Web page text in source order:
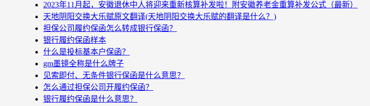
2023年11月起，安徽退休中人将迎来重新核算补发啦！附安徽养老金重算补发公式（最新）
天地阴阳交换大乐赋原文翻译(天地阴阳交换大乐赋的翻译是什么？)
担保公司履约保函怎么转成银行保函？
银行履约保函样本
什么是投标基本户保函？
gm墨镜全称是什么牌子
见索即付、无条件银行保函是什么意思？
怎么通过担保公司开履约保函？
银行履约保函是什么意思？